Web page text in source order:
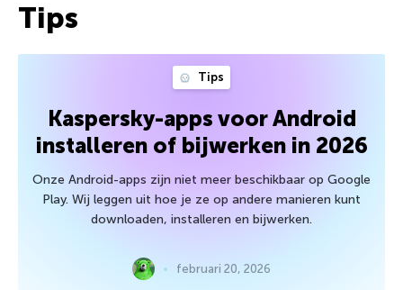
Tips
Tips
Kaspersky-apps voor Android
installeren of bijwerken in 2026
Onze Android-apps zijn niet meer beschikbaar op Google
Play. Wij leggen uit hoe je ze op andere manieren kunt
downloaden, installeren en bijwerken.
februari 20, 2026